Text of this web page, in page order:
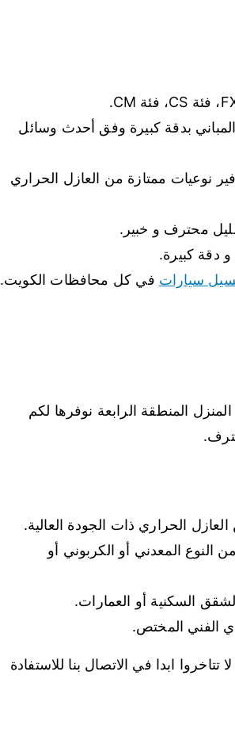
بدقة كبيرة وفق أحدث وسائل
نوعيات ممتازة من العازل الحراري
محترف و خبير.
دقة كبيرة.
سيارات في كل محافظات الكويت.
المنطقة الرابعة نوفرها لكم
الحراري ذات الجودة العالية.
النوع المعدني أو الكربوني أو
الفني المختص.
ابدا في الاتصال بنا للاستفادة